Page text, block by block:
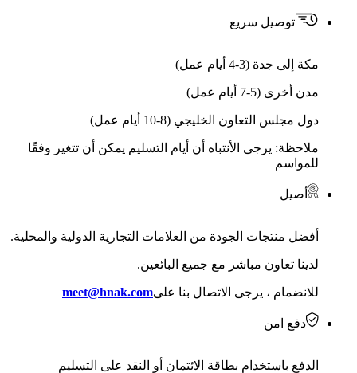
توصيل سريع
مكة إلى جدة (3-4 أيام عمل)
مدن أخرى (5-7 أيام عمل)
دول مجلس التعاون الخليجي (8-10 أيام عمل)
ملاحظة: يرجى الأنتباه أن أيام التسليم يمكن أن تتغير وفقًا
للمواسم
أصيل
أفضل منتجات الجودة من العلامات التجارية الدولية والمحلية.
لدينا تعاون مباشر مع جميع البائعين.
للانضمام ، يرجى الاتصال بنا علىmeet@hnak.com
دفع امن
الدفع باستخدام بطاقة الائتمان أو النقد على التسليم